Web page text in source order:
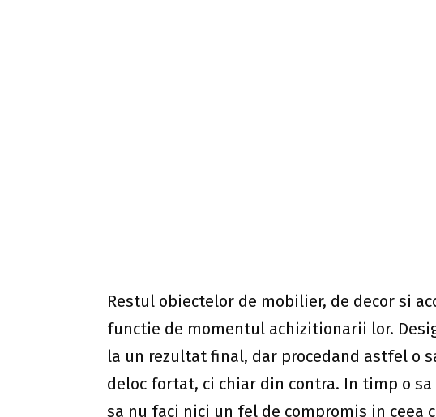
RELATED POSTS